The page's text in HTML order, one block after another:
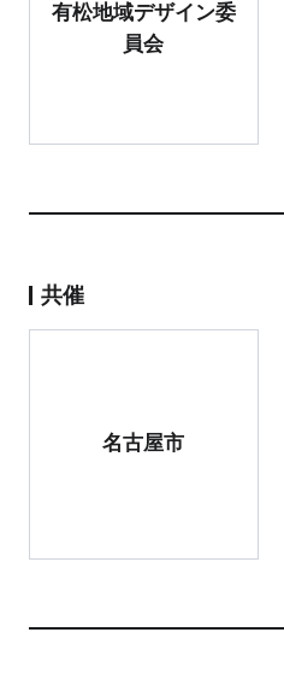
有松地域デザイン委
員会
共催
名古屋市